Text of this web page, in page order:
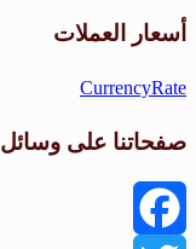
أسعار العملات
CurrencyRate
صفحاتنا على